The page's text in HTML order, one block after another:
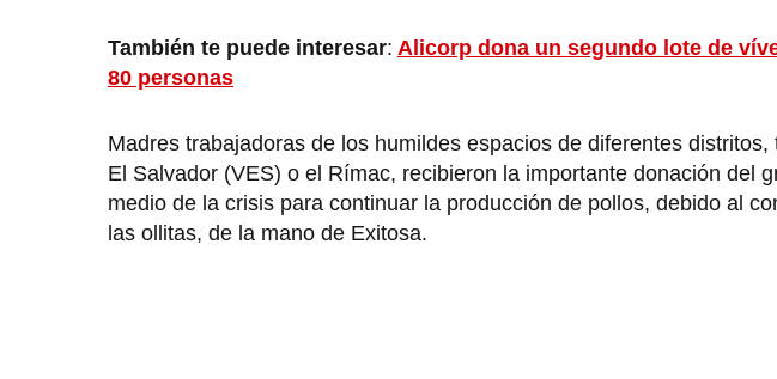
También te puede interesar: Alicorp dona un segundo lote de
80 personas
Madres trabajadoras de los humildes espacios de diferentes
El Salvador (VES) o el Rímac, recibieron la importante donación del
medio de la crisis para continuar la producción de pollos, debido al
las ollitas, de la mano de Exitosa.